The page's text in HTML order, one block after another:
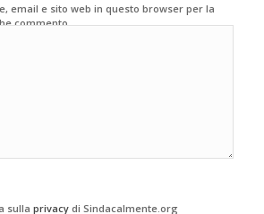
email e sito web in questo browser per la
commento.
sullaprivacydi Sindacalmente.org